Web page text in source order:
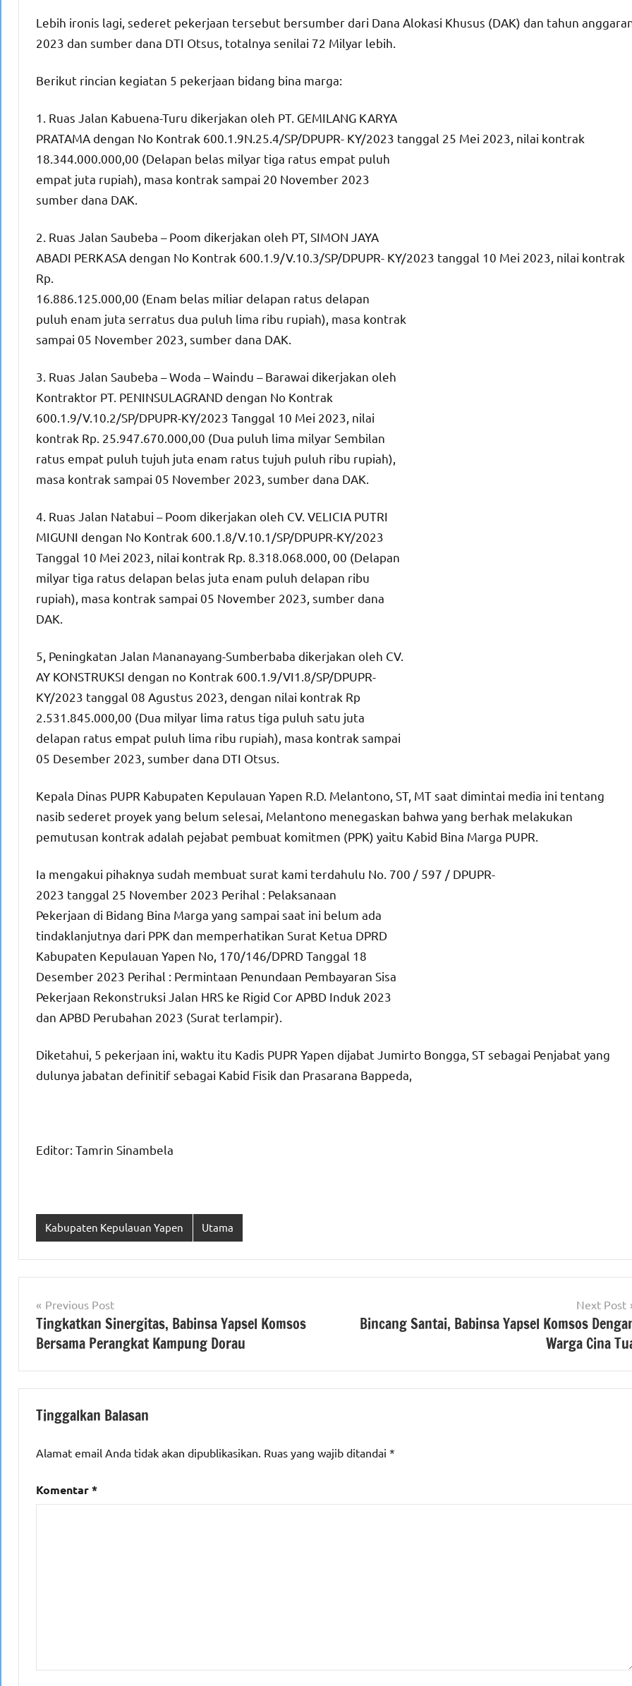
Lebih ironis lagi, sederet pekerjaan tersebut bersumber dari Dana Alokasi Khusus (DAK) dan tahun
2023 dan sumber dana DTI Otsus, totalnya senilai 72 Milyar lebih.
Berikut rincian kegiatan 5 pekerjaan bidang bina marga:
1. Ruas Jalan Kabuena-Turu dikerjakan oleh PT. GEMILANG KARYA
PRATAMA dengan No Kontrak 600.1.9N.25.4/SP/DPUPR- KY/2023 tanggal 25 Mei 2023, nilai kontrak
18.344.000.000,00 (Delapan belas milyar tiga ratus empat puluh
empat juta rupiah), masa kontrak sampai 20 November 2023
sumber dana DAK.
2. Ruas Jalan Saubeba – Poom dikerjakan oleh PT, SIMON JAYA
ABADI PERKASA dengan No Kontrak 600.1.9/V.10.3/SP/DPUPR- KY/2023 tanggal 10 Mei 2023, nilai kontrak
Rp.
16.886.125.000,00 (Enam belas miliar delapan ratus delapan
puluh enam juta serratus dua puluh lima ribu rupiah), masa kontrak
sampai 05 November 2023, sumber dana DAK.
3. Ruas Jalan Saubeba – Woda – Waindu – Barawai dikerjakan oleh
Kontraktor PT. PENINSULAGRAND dengan No Kontrak
600.1.9/V.10.2/SP/DPUPR-KY/2023 Tanggal 10 Mei 2023, nilai
kontrak Rp. 25.947.670.000,00 (Dua puluh lima milyar Sembilan
ratus empat puluh tujuh juta enam ratus tujuh puluh ribu rupiah),
masa kontrak sampai 05 November 2023, sumber dana DAK.
4. Ruas Jalan Natabui – Poom dikerjakan oleh CV. VELICIA PUTRI
MIGUNI dengan No Kontrak 600.1.8/V.10.1/SP/DPUPR-KY/2023
Tanggal 10 Mei 2023, nilai kontrak Rp. 8.318.068.000, 00 (Delapan
milyar tiga ratus delapan belas juta enam puluh delapan ribu
rupiah), masa kontrak sampai 05 November 2023, sumber dana
DAK.
5, Peningkatan Jalan Mananayang-Sumberbaba dikerjakan oleh CV.
AY KONSTRUKSI dengan no Kontrak 600.1.9/VI1.8/SP/DPUPR-
KY/2023 tanggal 08 Agustus 2023, dengan nilai kontrak Rp
2.531.845.000,00 (Dua milyar lima ratus tiga puluh satu juta
delapan ratus empat puluh lima ribu rupiah), masa kontrak sampai
05 Desember 2023, sumber dana DTI Otsus.
Kepala Dinas PUPR Kabupaten Kepulauan Yapen R.D. Melantono, ST, MT saat dimintai media ini tentang
nasib sederet proyek yang belum selesai, Melantono menegaskan bahwa yang berhak melakukan
pemutusan kontrak adalah pejabat pembuat komitmen (PPK) yaitu Kabid Bina Marga PUPR.
Ia mengakui pihaknya sudah membuat surat kami terdahulu No. 700 / 597 / DPUPR-
2023 tanggal 25 November 2023 Perihal : Pelaksanaan
Pekerjaan di Bidang Bina Marga yang sampai saat ini belum ada
tindaklanjutnya dari PPK dan memperhatikan Surat Ketua DPRD
Kabupaten Kepulauan Yapen No, 170/146/DPRD Tanggal 18
Desember 2023 Perihal : Permintaan Penundaan Pembayaran Sisa
Pekerjaan Rekonstruksi Jalan HRS ke Rigid Cor APBD Induk 2023
dan APBD Perubahan 2023 (Surat terlampir).
Diketahui, 5 pekerjaan ini, waktu itu Kadis PUPR Yapen dijabat Jumirto Bongga, ST sebagai Penjabat yang
dulunya jabatan definitif sebagai Kabid Fisik dan Prasarana Bappeda,
Editor: Tamrin Sinambela
Kabupaten Kepulauan Yapen Utama
Navigasi
pos
Previous Post
Tingkatkan Sinergitas, Babinsa Yapsel Komsos
Bersama Perangkat Kampung Dorau
Next Post
Bincang Santai, Babinsa Yapsel Komsos
Warga Cina
Tinggalkan Balasan
Alamat email Anda tidak akan dipublikasikan. Ruas yang wajib ditandai *
Komentar*